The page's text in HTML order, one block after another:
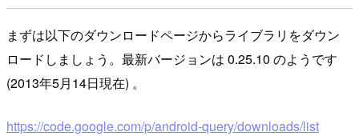
まずは以下のダウンロードページからライブラリをダウン
ロードしましょう。最新バージョンは 0.25.10 のようです
(2013年5月14日現在) 。
https://code.google.com/p/android-query/downloads/list